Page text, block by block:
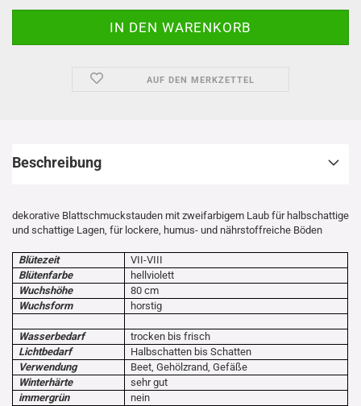
AUF DEN MERKZETTEL
Beschreibung
dekorative Blattschmuckstauden mit zweifarbigem Laub für halbschattige
und schattige Lagen, für lockere, humus- und nährstoffreiche Böden
Blütezeit
VII-VIII
Blütenfarbe
hellviolett
Wuchshöhe
80 cm
Wuchsform
horstig
Wasserbedarf
trocken bis frisch
Lichtbedarf
Halbschatten bis Schatten
Verwendung
Beet, Gehölzrand, Gefäße
Winterhärte
sehr gut
immergrün
nein